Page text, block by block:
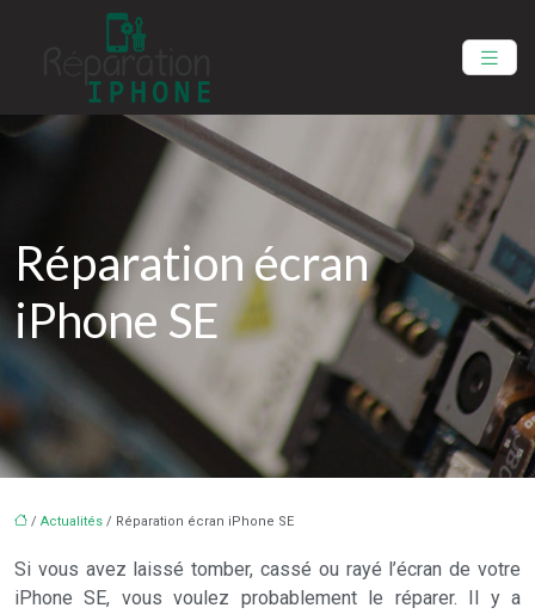
Réparation écran
iPhone SE
/ Actualités / Réparation écran iPhone SE
Si vous avez laissé tomber, cassé ou rayé l’écran de votre
iPhone SE, vous voulez probablement le réparer. Il y a